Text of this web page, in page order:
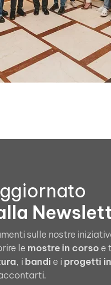
sulle nostre
le mostre in corso e
, i bandi e i progetti